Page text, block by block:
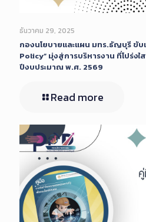
ธันวาคม 29, 2025
กองนโยบายและแผน มทร.ธัญบุรี ขั
Policy” มุ่งสู่การบริหารงาน ที่โปร่งใ
ปีงบประมาณ พ.ศ. 2569
Read more